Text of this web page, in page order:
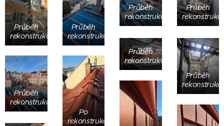
Průběh
rekonstrukce
Průběh
rekonstrukce
Průběh
rekonstrukce
Průběh
Průběh
rekonstrukce
Průběh
Průběh
rekonstrukce
Po
rekonstrukci